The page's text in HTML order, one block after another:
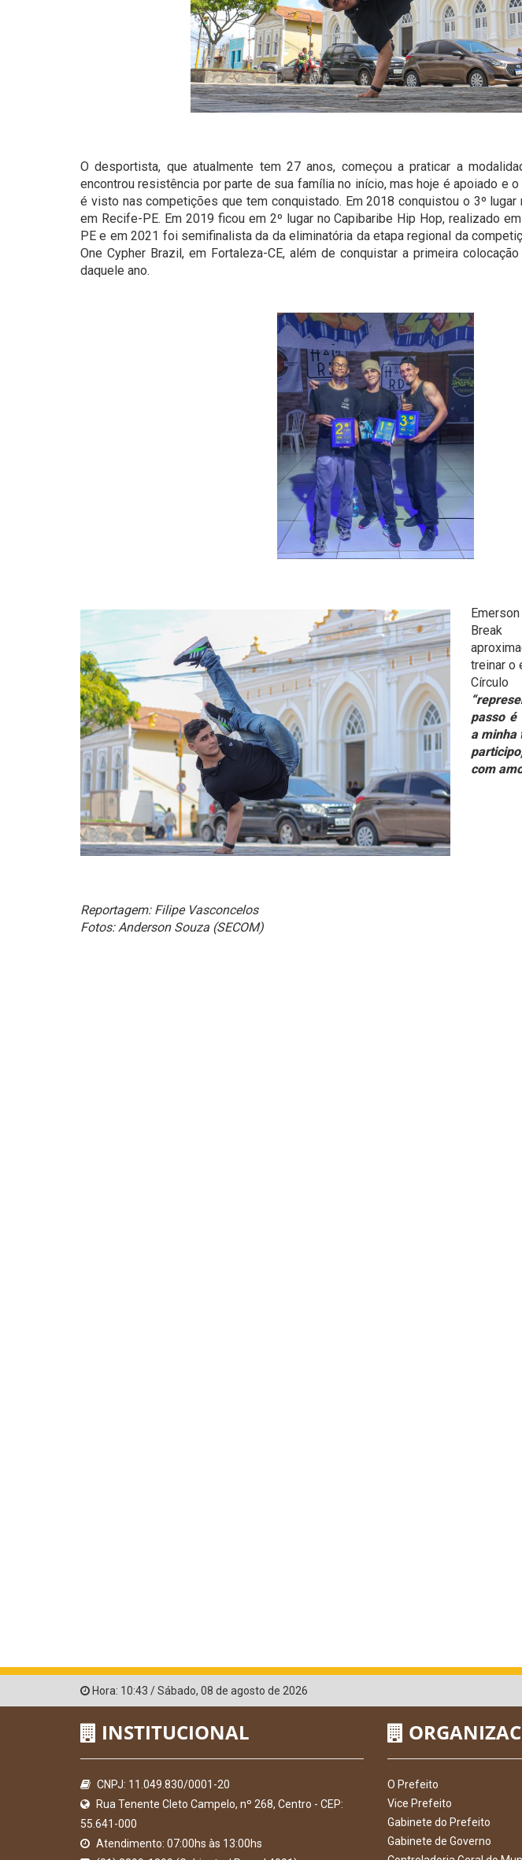
O desportista, que atualmente tem 27 anos, começou a praticar a
encontrou resistência por parte de sua família no início, mas hoje é apoiado e
é visto nas competições que tem conquistado. Em 2018 conquistou o 3º
em Recife-PE. Em 2019 ficou em 2º lugar no Capibaribe Hip Hop, realizado
PE e em2021 foi semifinalista da da eliminatória da etapa regional da
One Cypher Brazil, em Fortaleza-CE, além de conquistar a primeira
daquele ano.
treinar o
passo é
a minha
com
Reportagem: Filipe Vasconcelos
Fotos: Anderson Souza (SECOM)
Hora: 10:43 /Sábado, 08 de agosto de 2026
INSTITUCIONAL
CNPJ: 11.049.830/0001-20
Rua Tenente Cleto Campelo, nº 268, Centro - CEP:
55.641-000
Atendimento: 07:00hs às 13:00hs
O Prefeito
Vice Prefeito
Gabinete do Prefeito
Gabinete de Governo